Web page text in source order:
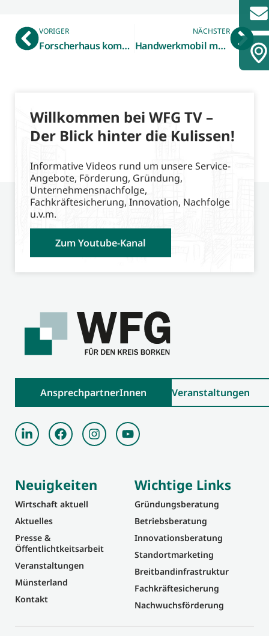
VORIGER
Forscherhaus kommt nach Gronau: Vorbereitungen für außerschulischen MINT-Lernort für Kinder im Alter von fünf bis zehn Jahren laufen auf Hochtouren – Räumlichkeit wird noch gesucht
NÄCHSTER
Handwerkmobil macht bei Anne-Frank-Realschule Station – Schülerinnen und Schüler schnuppern mit Begeisterung in Tischler- und Malerberuf
Willkommen bei WFG TV –
Der Blick hinter die Kulissen!
Informative Videos rund um unsere Service-
Angebote, Förderung, Gründung,
Unternehmensnachfolge,
Fachkräftesicherung, Innovation, Nachfolge
u.v.m.
Zum Youtube-Kanal
AnsprechpartnerInnen Veranstaltungen
Neuigkeiten
Wirtschaft aktuell
Aktuelles
Presse &
Öffentlichtkeitsarbeit
Veranstaltungen
Münsterland
Kontakt
Wichtige Links
Gründungsberatung
Betriebsberatung
Innovationsberatung
Standortmarketing
Breitbandinfrastruktur
Fachkräftesicherung
Nachwuchsförderung